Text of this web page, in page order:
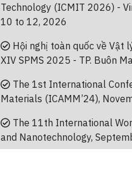
Technology (ICMIT 2026) -
10 to 12, 2026
Hội nghị toàn quốc về Vật
XIV SPMS 2025 - TP. Buôn
The 1st International
Materials (ICAMM’24),
The 11th International
and Nanotechnology,